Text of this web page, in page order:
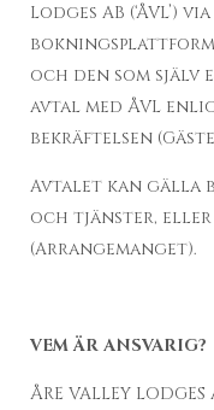
Lodges AB (‘ÅVL’)
och den som
avtal med ÅVL
bekräftelsen
Avtalet kan gälla
och tjänster, eller
(Arrangemanget).
VEM ÄR ANSVARIG?
ÅRE VALLEY LODGES